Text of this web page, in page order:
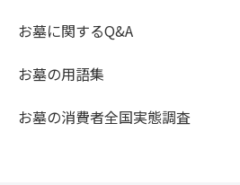
お墓に関するQ&A
お墓の用語集
お墓の消費者全国実態調査